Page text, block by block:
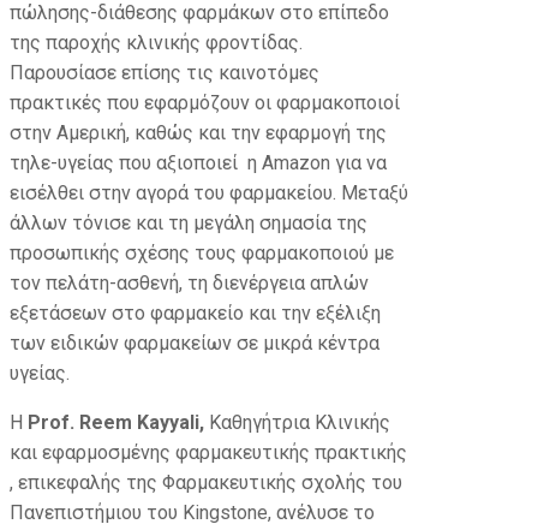
πώλησης-διάθεσης φαρμάκων στο επίπεδο
της παροχής κλινικής φροντίδας.
Παρουσίασε επίσης τις καινοτόμες
πρακτικές που εφαρμόζουν οι φαρμακοποιοί
στην Αμερική, καθώς και την εφαρμογή της
τηλε-υγείας που αξιοποιεί η Amazon για να
εισέλθει στην αγορά του φαρμακείου. Μεταξύ
άλλων τόνισε και τη μεγάλη σημασία της
προσωπικής σχέσης τους φαρμακοποιού με
τον πελάτη-ασθενή, τη διενέργεια απλών
εξετάσεων στο φαρμακείο και την εξέλιξη
των ειδικών φαρμακείων σε μικρά κέντρα
υγείας.
Η Prof. Reem Kayyali, Καθηγήτρια Κλινικής
και εφαρμοσμένης φαρμακευτικής πρακτικής
, επικεφαλής της Φαρμακευτικής σχολής του
Πανεπιστήμιου του Kingstone, ανέλυσε το